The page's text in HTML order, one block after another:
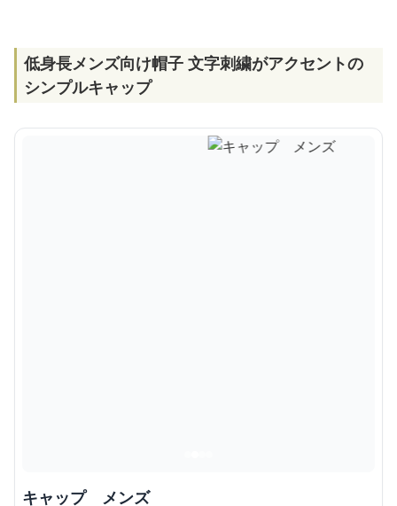
低身長メンズ向け帽子 文字刺繍がアクセントの
シンプルキャップ
キャップ メンズ